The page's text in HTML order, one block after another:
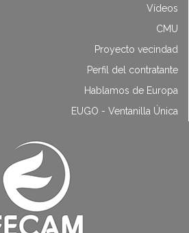
Vídeos
CMU
Proyecto vecindad
Perfil del contratante
Hablamos de Europa
EUGO - Ventanilla Única